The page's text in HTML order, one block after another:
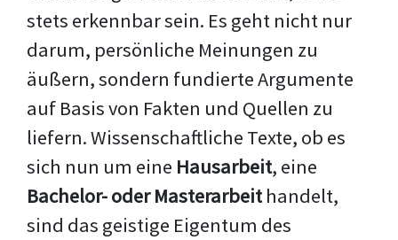
stets erkennbar sein. Es geht nicht nur
darum, persönliche Meinungen zu
äußern, sondern fundierte Argumente
auf Basis von Fakten und Quellen zu
liefern. Wissenschaftliche Texte, ob es
sich nun um eine Hausarbeit, eine
Bachelor- oder Masterarbeithandelt,
sind das geistige Eigentum des